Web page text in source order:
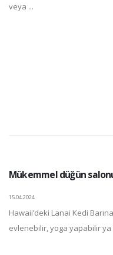
veya ...
Mükemmel düğün
15.04.2024
Hawaii’deki Lanai Kedi
evlenebilir, yoga yapabilir ya